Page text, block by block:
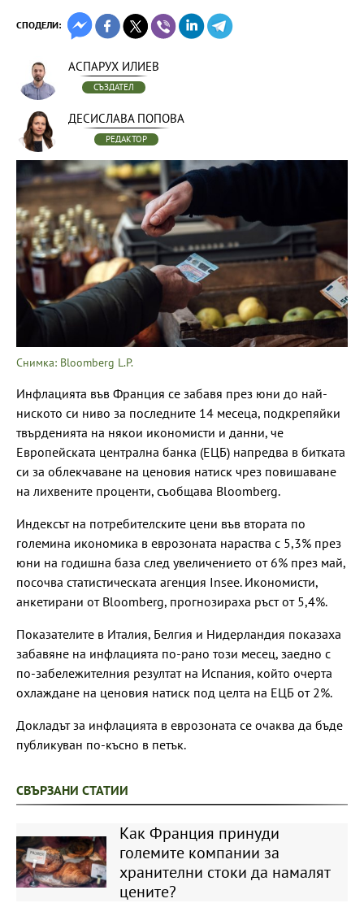
СПОДЕЛИ:
АСПАРУХ ИЛИЕВ
СЪЗДАТЕЛ
ДЕСИСЛАВА ПОПОВА
РЕДАКТОР
Снимка: Bloomberg L.P.
Инфлацията във Франция се забавя през юни до най-
ниското си ниво за последните 14 месеца, подкрепяйки
твърденията на някои икономисти и данни, че
Европейската централна банка (ЕЦБ) напредва в битката
си за облекчаване на ценовия натиск чрез повишаване
на лихвените проценти, съобщава Bloomberg.
Индексът на потребителските цени във втората по
големина икономика в еврозоната нараства с 5,3% през
юни на годишна база след увеличението от 6% през май,
посочва статистическата агенция Insee. Икономисти,
анкетирани от Bloomberg, прогнозираха ръст от 5,4%.
Показателите в Италия, Белгия и Нидерландия показаха
забавяне на инфлацията по-рано този месец, заедно с
по-забележителния резултат на Испания, който очерта
охлаждане на ценовия натиск под целта на ЕЦБ от 2%.
Докладът за инфлацията в еврозоната се очаква да бъде
публикуван по-късно в петък.
СВЪРЗАНИ СТАТИИ
Как Франция принуди
големите компании за
хранителни стоки да намалят
цените?